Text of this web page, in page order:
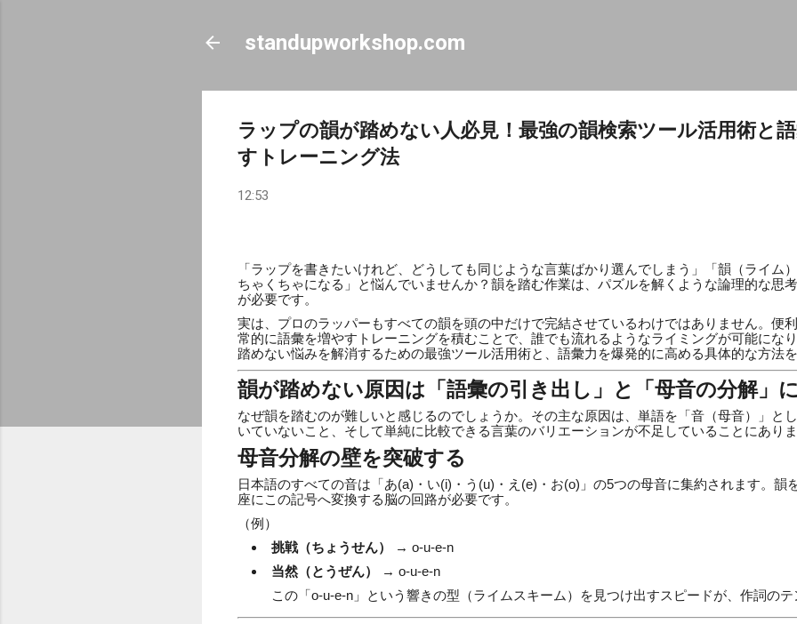
standupworkshop.com
ラップの韻が踏めない人必見！最強の韻検索ツール活用術と
すトレーニング法
12:53
「ラップを書きたいけれど、どうしても同じような言葉ばかり選んでしまう」「韻（ライム
ちゃくちゃになる」と悩んでいませんか？韻を踏む作業は、パズルを解くような論理的な思
が必要です。
実は、プロのラッパーもすべての韻を頭の中だけで完結させているわけではありません。便
常的に語彙を増やすトレーニングを積むことで、誰でも流れるようなライミングが可能にな
踏めない悩みを解消するための最強ツール活用術と、語彙力を爆発的に高める具体的な方法
韻が踏めない原因は「語彙の引き出し」と「母音の分解」
なぜ韻を踏むのが難しいと感じるのでしょうか。その主な原因は、単語を「音（母音）」と
いていないこと、そして単純に比較できる言葉のバリエーションが不足していることにあり
母音分解の壁を突破する
日本語のすべての音は「あ(a)・い(i)・う(u)・え(e)・お(o)」の5つの母音に集約されます。韻
座にこの記号へ変換する脳の回路が必要です。
（例）
挑戦（ちょうせん）
→ o-u-e-n
当然（とうぜん）
→ o-u-e-n
この「o-u-e-n」という響きの型（ライムスキーム）を見つけ出すスピードが、作詞の